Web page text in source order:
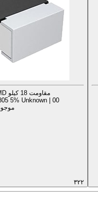
مقاومت 18 کیلو SMD سایز 0805
5% Unknown | 00
۳۲۲